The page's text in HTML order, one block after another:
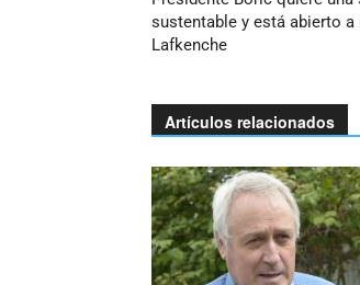
sustentable y está abierto a
Lafkenche
Artículos relacionados